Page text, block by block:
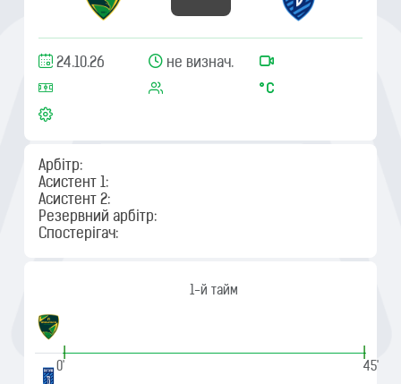
24.10.26 не визнач.
Арбітр:
Асистент 1:
Асистент 2:
Резервний арбітр:
Спостерігач:
1-й тайм
|
0'
|
45'